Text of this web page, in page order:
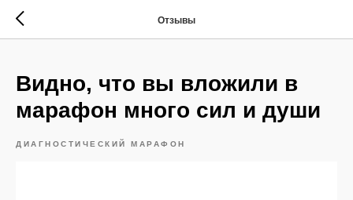
Отзывы
Видно, что вы вложили в
марафон много сил и души
ДИАГНОСТИЧЕСКИЙ МАРАФОН